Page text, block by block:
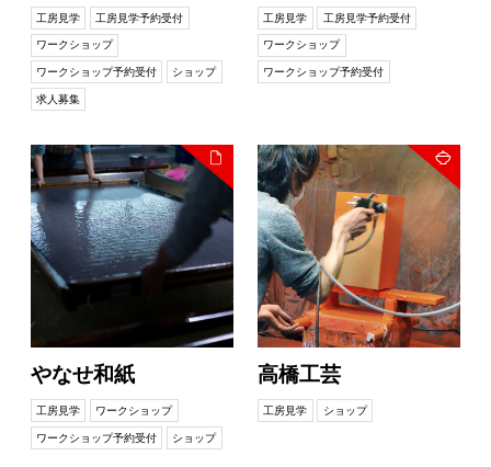
工房見学 工房見学予約受付
ワークショップ
ワークショップ予約受付 ショップ
求人募集
工房見学 工房見学予約受付
ワークショップ
ワークショップ予約受付
やなせ和紙
工房見学 ワークショップ
ワークショップ予約受付 ショップ
高橋工芸
工房見学 ショップ